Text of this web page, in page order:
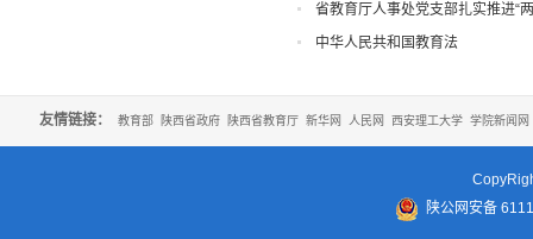
省教育厅人事处党支部扎实推进“
中华人民共和国教育法
友情链接： 教育部 陕西省政府 陕西省教育厅 新华网 人民网 西安理工大学 学院新闻网
陕公网安备